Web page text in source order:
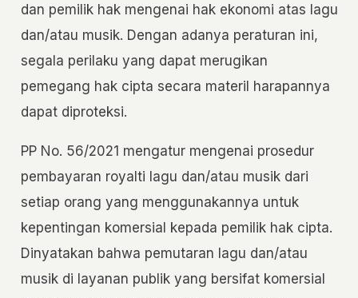
dan pemilik hak mengenai hak ekonomi atas lagu
dan/atau musik. Dengan adanya peraturan ini,
segala perilaku yang dapat merugikan
pemegang hak cipta secara materil harapannya
dapat diproteksi.
PP No. 56/2021 mengatur mengenai prosedur
pembayaran royalti lagu dan/atau musik dari
setiap orang yang menggunakannya untuk
kepentingan komersial kepada pemilik hak cipta.
Dinyatakan bahwa pemutaran lagu dan/atau
musik di layanan publik yang bersifat komersial